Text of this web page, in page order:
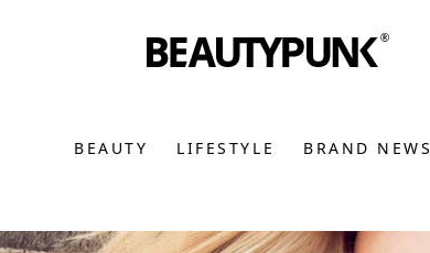
BEAUTY LIFESTYLE BRAND NEWS